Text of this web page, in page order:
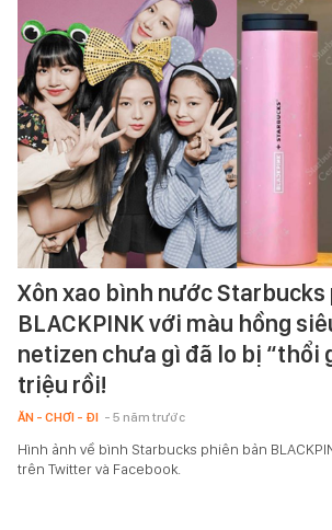
Xôn xao bình nước Starbucks
BLACKPINK với màu hồng
netizen chưa gì đã lo bị “thổi
triệu rồi!
ĂN - CHƠI - ĐI - 5 năm trước
Hình ảnh về bình Starbucks phiên bản
trên Twitter và Facebook.